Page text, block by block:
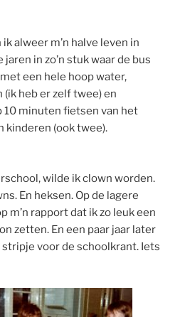
alweer m’n halve leven in
in zo’n stuk waar de bus
een hele hoop water,
heb er zelf twee) en
minuten fietsen van het
kinderen (ook twee).
wilde ik clown worden.
En heksen. Op de lagere
m’n rapport dat ik zo leuk een
zetten. En een paar jaar later
voor de schoolkrant. Iets